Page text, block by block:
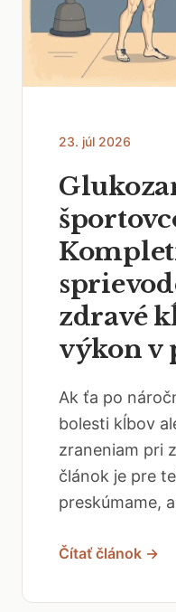
23. júl 2026
zdravé
výkon v
Ak ťa po
bolesti kĺbov
zraneniam pri
článok je pre
preskúmame,
Čítať článok →